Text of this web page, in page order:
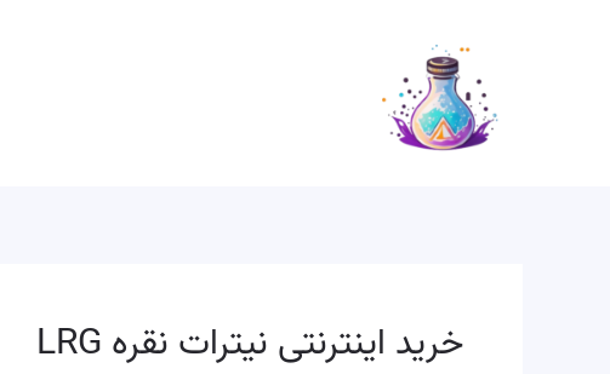
خرید اینترنتی نیترات نقره LRG
نوشته